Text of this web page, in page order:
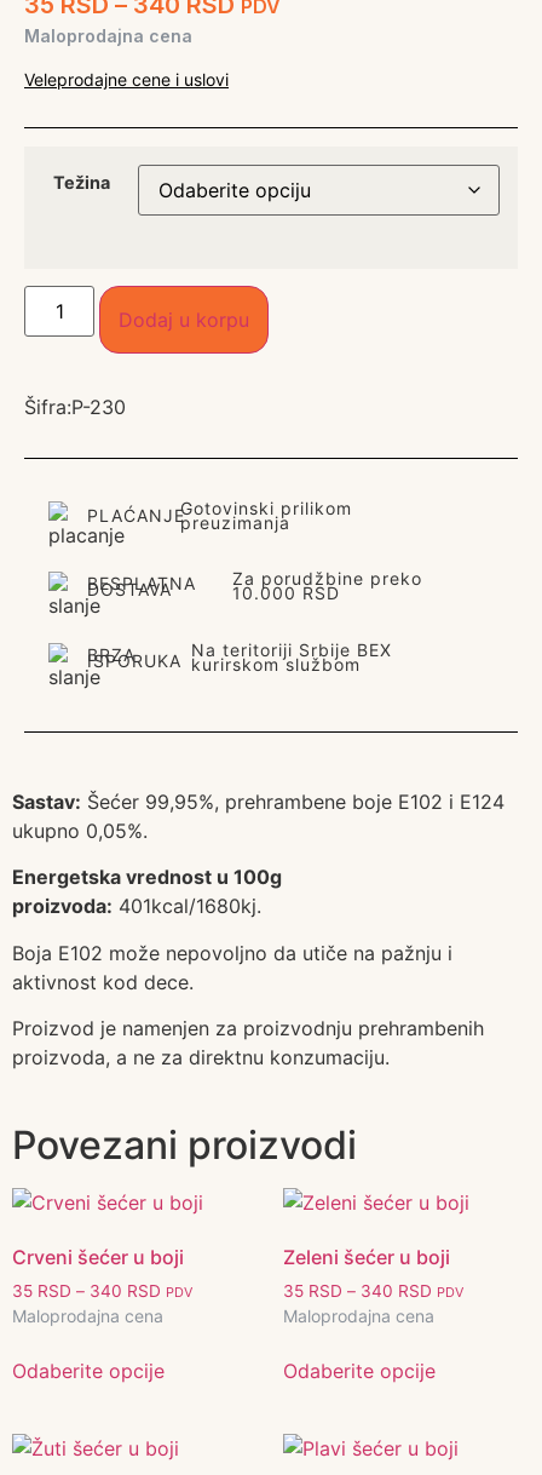
PDV
Maloprodajna cena
Veleprodajne cene i uslovi
Težina
Dodaj u korpu
Šifra:P-230
PLAĆANJEGotovinski prilikom
preuzimanja
BESPLATNA
DOSTAVA
Za porudžbine preko
10.000 RSD
BRZA
ISPORUKA
Na teritoriji Srbije BEX
kurirskom službom
Sastav: Šećer 99,95%, prehrambene boje E102 i E124
ukupno 0,05%.
Energetska vrednost u 100g
proizvoda: 401kcal/1680kj.
Boja E102 može nepovoljno da utiče na pažnju i
aktivnost kod dece.
Proizvod je namenjen za proizvodnju prehrambenih
proizvoda, a ne za direktnu konzumaciju.
Povezani proizvodi
Crveni šećer u boji
35 RSD – 340 RSD PDV
Maloprodajna cena
Odaberite opcije
Zeleni šećer u boji
35 RSD – 340 RSD PDV
Maloprodajna cena
Odaberite opcije